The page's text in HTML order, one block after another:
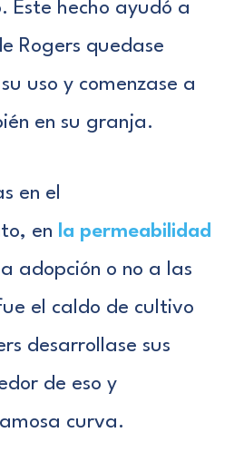
Este hecho ayudó a
Rogers quedase
uso y comenzase a
en su granja.
en el
en la permeabilidad
adopción o no a las
el caldo de cultivo
desarrollase sus
de eso y
curva.